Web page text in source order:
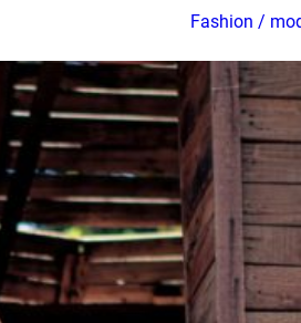
Fashion /